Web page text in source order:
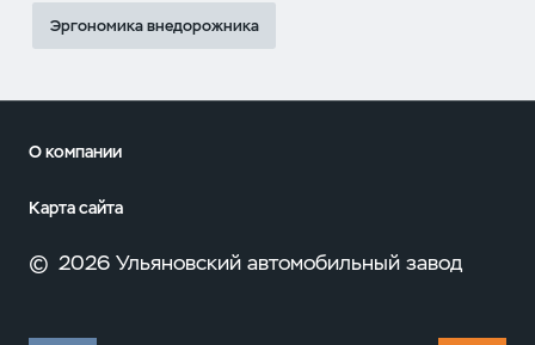
Эргономика внедорожника
О компании
Карта сайта
© 2026 Ульяновский автомобильный завод